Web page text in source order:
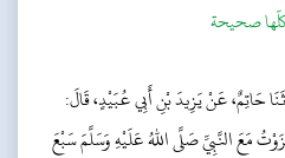
صحيحة
حَاتِمٌ، عَنْ يَزِيدَ بْنِ أَبِي عُبَيْدٍ، قَالَ:
مَعَ النَّبِيِّ صَلَّى اللهُ عَلَيْهِ وَسَلَّمَ سَبْعَ